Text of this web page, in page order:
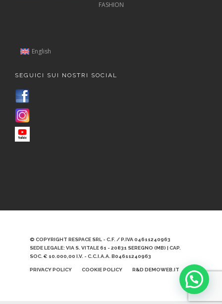
FASHION
English
SEGUICI SUI NOSTRI SOCIAL
© COPYRIGHT RESPACE SRL - C.F. / P.IVA 04611240963
SEDE LEGALE: VIA S. VITALE 61 - 20831 SEREGNO (MB) | CAP.
SOC. € 10.000,00 I.V. - C.C.I.A.A. B04611240963
PRIVACY POLICY COOKIE POLICY R&D DEMOWEB.IT